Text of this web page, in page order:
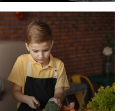
którym lekarze, a
zmagają się bardzo
ostatnich latach w
pojęcie rozwoju, na